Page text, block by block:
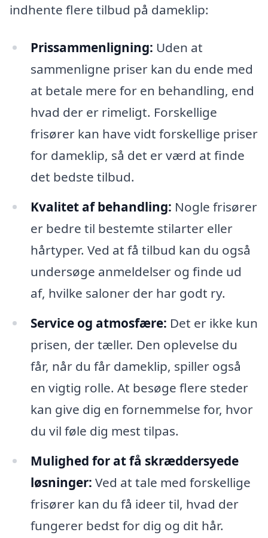
indhente flere tilbud på dameklip:
Prissammenligning: Uden at
sammenligne priser kan du ende med
at betale mere for en behandling, end
hvad der er rimeligt. Forskellige
frisører kan have vidt forskellige priser
for dameklip, så det er værd at finde
det bedste tilbud.
Kvalitet af behandling: Nogle frisører
er bedre til bestemte stilarter eller
hårtyper. Ved at få tilbud kan du også
undersøge anmeldelser og finde ud
af, hvilke saloner der har godt ry.
Service og atmosfære: Det er ikke kun
prisen, der tæller. Den oplevelse du
får, når du får dameklip, spiller også
en vigtig rolle. At besøge flere steder
kan give dig en fornemmelse for, hvor
du vil føle dig mest tilpas.
Mulighed for at få skræddersyede
løsninger: Ved at tale med forskellige
frisører kan du få ideer til, hvad der
fungerer bedst for dig og dit hår.